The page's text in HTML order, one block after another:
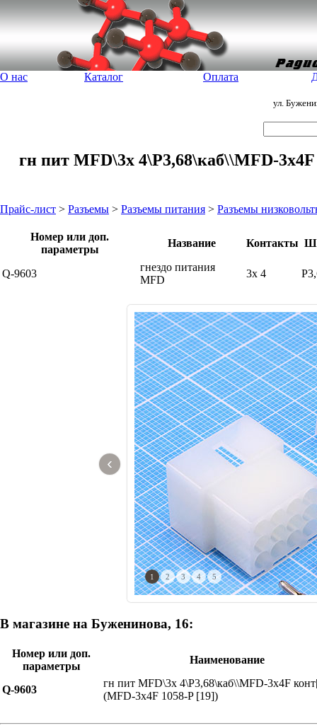
О нас Каталог Оплата
ул.
гн пит MFD\3x 4\P3,68\каб\\MFD-
Прайс-лист > Разъемы > Разъемы питания > Разъемы
Номер или доп.
параметры
Название Контакты
Q-9603
гнездо питания
MFD
3x 4
‹
1 2 3 4 5
В магазине на Буженинова, 16:
Номер или доп.
параметры
Наименование
Q-9603
гн пит MFD\3x 4\P3,68\каб\\MFD-3x4F
(MFD-3x4F 1058-P [19])